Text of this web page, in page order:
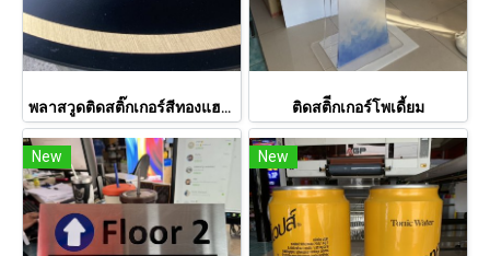
พลาสวูดติดสติ๊กเกอร์สีทองแฮร์ไลน์ ติดสติีกเกอร์โพเดี้ยม
New New